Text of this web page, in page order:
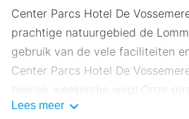
Center Parcs Hotel De
prachtige natuurgebied de
gebruik van de vele faciliteiten
Center Parcs Hotel De
heerlijk weekendje weg! Onze
hotel gemiddeld met een 8.4.
Lees meer